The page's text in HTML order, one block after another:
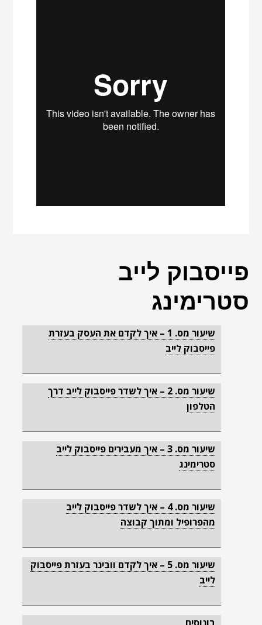
פייסבוק לייב
סטרימינג
שיעור מס. 1 – איך לקדם את העסק בעזרת
פייסבוק לייב
שיעור מס. 2 – איך לשדר פייסבוק לייב דרך
הטלפון
שיעור מס. 3 – איך מעבירים פייסבוק לייב
סטרימינג
שיעור מס. 4 – איך לשדר פייסבוק לייב
מהפרופיל ומתוך קבוצה
שיעור מס. 5 – איך לקדם וובינר בעזרת פייסבוק
לייב